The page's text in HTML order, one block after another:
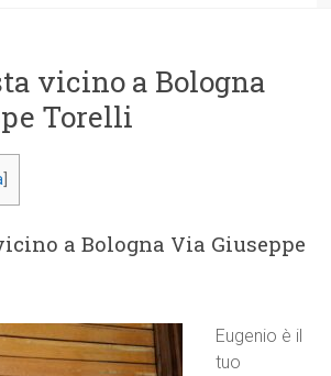
vicino a Bologna
Torelli
a Bologna Via Giuseppe
Eugenio è il
tuo